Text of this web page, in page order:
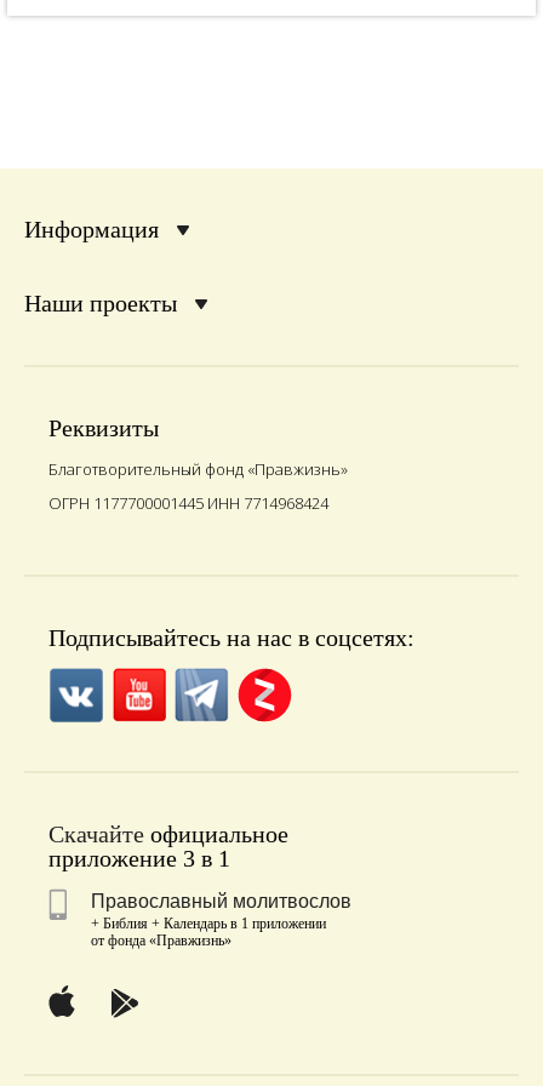
Информация
Наши проекты
Реквизиты
Благотворительный фонд «Правжизнь»
ОГРН 1177700001445 ИНН 7714968424
Подписывайтесь на нас в соцсетях:
Скачайте официальное
приложение 3 в 1
Православный молитвослов
+ Библия + Календарь в 1 приложении
от фонда «Правжизнь»